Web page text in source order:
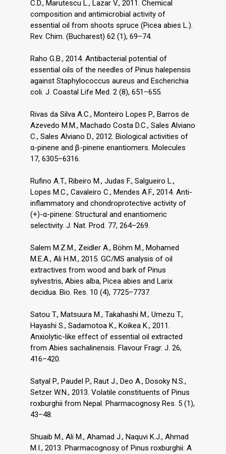
C.D., Marutescu L., Lazar V., 2011. Chemical
composition and antimicrobial activity of
essential oil from shoots spruce (Picea abies L.).
Rev. Chim. (Bucharest) 62 (1), 69–74.
Raho G.B., 2014. Antibacterial potential of
essential oils of the needles of Pinus halepensis
against Staphylococcus aureus and Escherichia
coli. J. Coastal Life Med. 2 (8), 651–655.
Rivas da Silva A.C., Monteiro Lopes P., Barros de
Azevedo M.M., Machado Costa D.C., Sales Alviano
C., Sales Alviano D., 2012. Biological activities of
α-pinene and β-pinene enantiomers. Molecules
17, 6305–6316.
Rufino A.T., Ribeiro M., Judas F., Salgueiro L.,
Lopes M.C., Cavaleiro C., Mendes A.F., 2014. Anti-
inflammatory and chondroprotective activity of
(+)-α-pinene: Structural and enantiomeric
selectivity. J. Nat. Prod. 77, 264–269.
Salem M.Z.M., Zeidler A., Böhm M., Mohamed
M.E.A., Ali H.M., 2015. GC/MS analysis of oil
extractives from wood and bark of Pinus
sylvestris, Abies alba, Picea abies and Larix
decidua. Bio. Res. 10 (4), 7725–7737.
Satou T., Matsuura M., Takahashi M., Umezu T.,
Hayashi S., Sadamotoa K., Koikea K., 2011.
Anxiolytic-like effect of essential oil extracted
from Abies sachalinensis. Flavour Fragr. J. 26,
416–420.
Satyal P., Paudel P., Raut J., Deo A., Dosoky N.S.,
Setzer W.N., 2013. Volatile constituents of Pinus
roxburghii from Nepal. Pharmacognosy Res. 5 (1),
43–48.
Shuaib M., Ali M., Ahamad J., Naquvi K.J., Ahmad
M.I., 2013. Pharmacognosy of Pinus roxburghii: A